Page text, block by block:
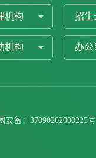
机构 招生
机构 办公
安备： 37090202000225号